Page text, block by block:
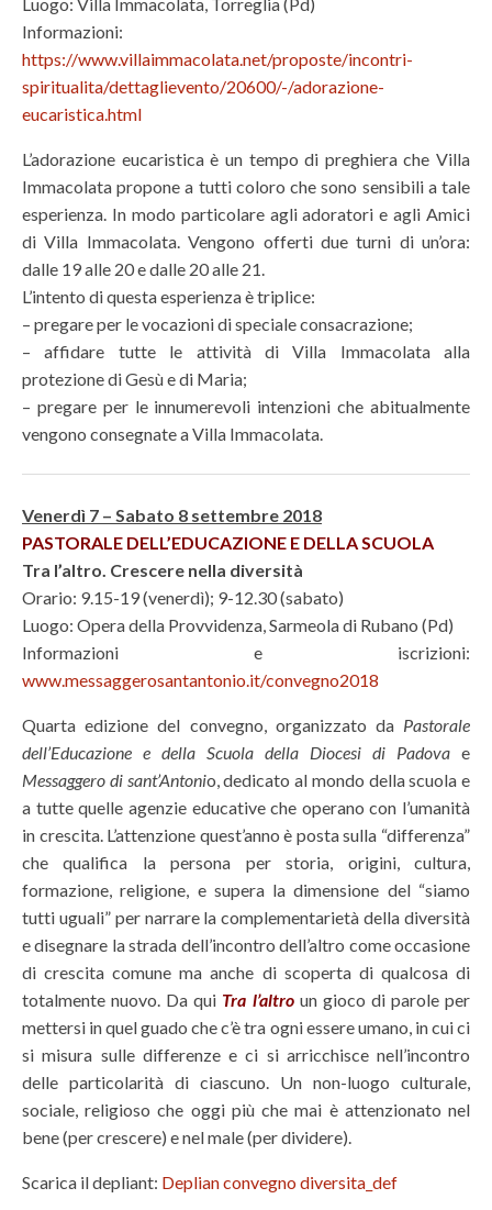
Informazioni:
https://www.villaimmacolata.net/proposte/incontri-
spiritualita/dettaglievento/20600/-/adorazione-
eucaristica.html
L’adorazione eucaristica è un tempo di preghiera che Villa
Immacolata propone a tutti coloro che sono sensibili a tale
esperienza. In modo particolare agli adoratori e agli Amici
di Villa Immacolata. Vengono offerti due turni di un’ora:
dalle 19 alle 20 e dalle 20 alle 21.
L’intento di questa esperienza è triplice:
– pregare per le vocazioni di speciale consacrazione;
– affidare tutte le attività di Villa Immacolata alla
protezione di Gesù e di Maria;
– pregare per le innumerevoli intenzioni che abitualmente
vengono consegnate a Villa Immacolata.
Venerdì 7 – Sabato 8 settembre 2018
PASTORALE DELL’EDUCAZIONE E DELLA SCUOLA
Tra l’altro. Crescere nella diversità
Orario: 9.15-19 (venerdì); 9-12.30 (sabato)
Luogo: Opera della Provvidenza, Sarmeola di Rubano (Pd)
Informazioni e iscrizioni:
www.messaggerosantantonio.it/convegno2018
Quarta edizione del convegno, organizzato da Pastorale
dell’Educazione e della Scuola della Diocesi di Padova e
Messaggero di sant’Antonio, dedicato al mondo della scuola e
a tutte quelle agenzie educative che operano con l’umanità
in crescita. L’attenzione quest’anno è posta sulla “differenza”
che qualifica la persona per storia, origini, cultura,
formazione, religione, e supera la dimensione del “siamo
tutti uguali” per narrare la complementarietà della diversità
e disegnare la strada dell’incontro dell’altro come occasione
di crescita comune ma anche di scoperta di qualcosa di
totalmente nuovo. Da qui Tra l’altroun gioco di parole per
mettersi in quel guado che c’è tra ogni essere umano, in cui ci
si misura sulle differenze e ci si arricchisce nell’incontro
delle particolarità di ciascuno. Un non-luogo culturale,
sociale, religioso che oggi più che mai è attenzionato nel
bene (per crescere) e nel male (per dividere).
Scarica il depliant: Deplian convegno diversita_def